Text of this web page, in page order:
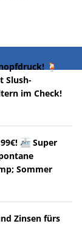
🍹
Slush-
im Check!
🚈 Super
Sommer
Zinsen fürs